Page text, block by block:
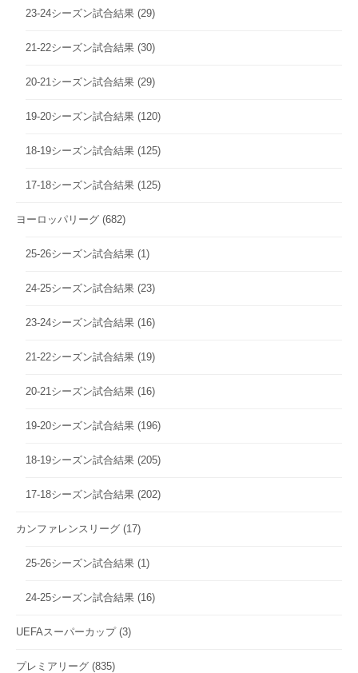
23-24シーズン試合結果 (29)
21-22シーズン試合結果 (30)
20-21シーズン試合結果 (29)
19-20シーズン試合結果 (120)
18-19シーズン試合結果 (125)
17-18シーズン試合結果 (125)
ヨーロッパリーグ (682)
25-26シーズン試合結果 (1)
24-25シーズン試合結果 (23)
23-24シーズン試合結果 (16)
21-22シーズン試合結果 (19)
20-21シーズン試合結果 (16)
19-20シーズン試合結果 (196)
18-19シーズン試合結果 (205)
17-18シーズン試合結果 (202)
カンファレンスリーグ (17)
25-26シーズン試合結果 (1)
24-25シーズン試合結果 (16)
UEFAスーパーカップ(3)
プレミアリーグ (835)